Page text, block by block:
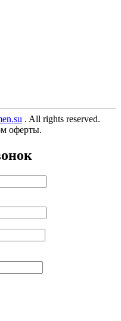
. All rights reserved.
оферты.